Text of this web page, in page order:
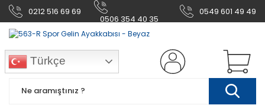
0212 516 69 69
0506 354 40 35
0549 601 49 49
Türkçe